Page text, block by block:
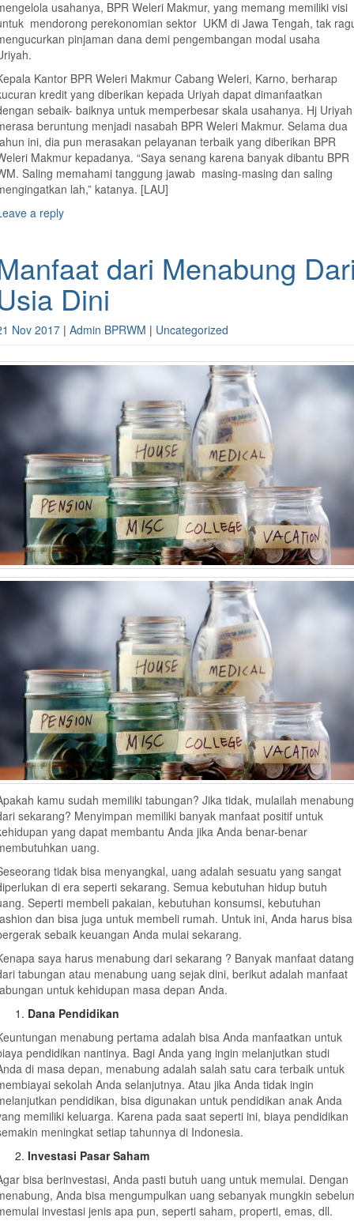
usahanya, BPR Weleri Makmur, yang memang memiliki visi
mendorong perekonomian sektor UKM di Jawa Tengah, tak
pinjaman dana demi pengembangan modal usaha
Kantor BPR Weleri Makmur Cabang Weleri, Karno, berharap
kredit yang diberikan kepada Uriyah dapat dimanfaatkan
sebaik- baiknya untuk memperbesar skala usahanya. Hj Uriyah
beruntung menjadi nasabah BPR Weleri Makmur. Selama dua
ini, dia pun merasakan pelayanan terbaik yang diberikan BPR
Makmur kepadanya. “Saya senang karena banyak dibantu BPR
Saling memahami tanggung jawab masing-masing dan saling
lah,” katanya. [LAU]
a reply
dari Menabung
Dini
Nov 2017 | Admin BPRWM | Uncategorized
kamu sudah memiliki tabungan? Jika tidak, mulailah menabung
sekarang? Menyimpan memiliki banyak manfaat positif untuk
yang dapat membantu Anda jika Anda benar-benar
uang.
tidak bisa menyangkal, uang adalah sesuatu yang sangat
di era seperti sekarang. Semua kebutuhan hidup butuh
Seperti membeli pakaian, kebutuhan konsumsi, kebutuhan
dan bisa juga untuk membeli rumah. Untuk ini, Anda harus bisa
sebaik keuangan Anda mulai sekarang.
saya harus menabung dari sekarang ? Banyak manfaat datang
tabungan atau menabung uang sejak dini, berikut adalah manfaat
untuk kehidupan masa depan Anda.
Dana Pendidikan
menabung pertama adalah bisa Anda manfaatkan untuk
pendidikan nantinya. Bagi Anda yang ingin melanjutkan studi
di masa depan, menabung adalah salah satu cara terbaik untuk
sekolah Anda selanjutnya. Atau jika Anda tidak ingin
pendidikan, bisa digunakan untuk pendidikan anak Anda
memiliki keluarga. Karena pada saat seperti ini, biaya pendidikan
meningkat setiap tahunnya di Indonesia.
Investasi Pasar Saham
bisa berinvestasi, Anda pasti butuh uang untuk memulai. Dengan
Anda bisa mengumpulkan uang sebanyak mungkin
investasi jenis apa pun, seperti saham, properti, emas, dll.